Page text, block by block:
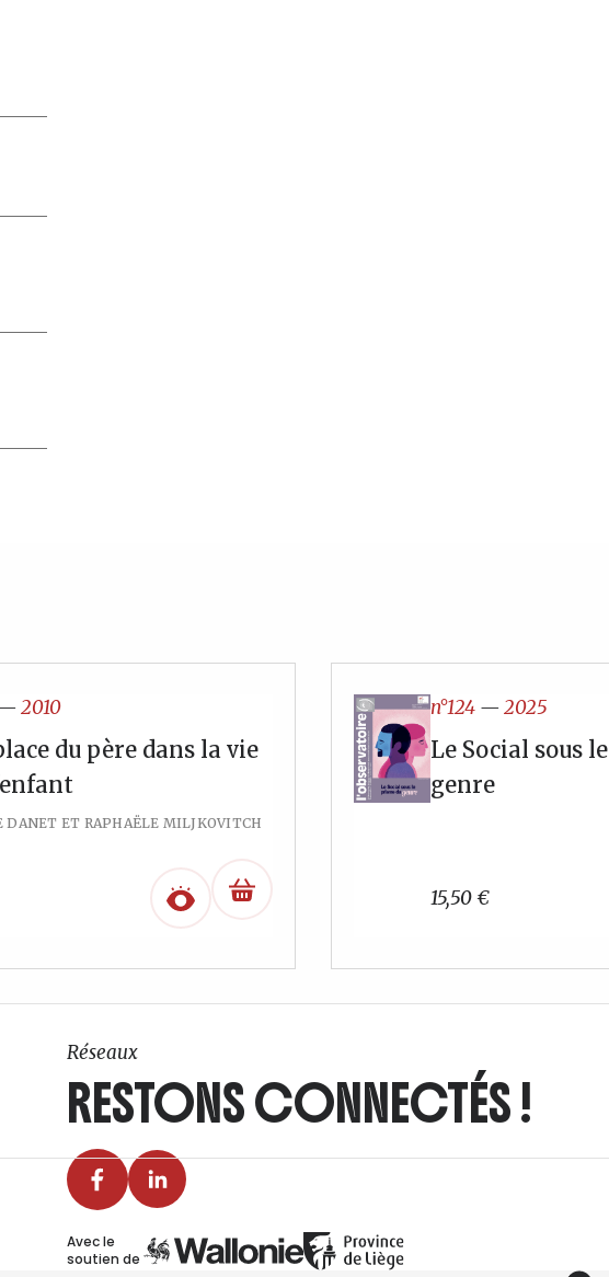
2010
du père dans la vie
DANET ET RAPHAËLE MILJKOVITCH
n°124 —2025
Le Social sous
genre
15,50€
Réseaux
RESTONS CONNECTÉS !
Avec le
soutien de